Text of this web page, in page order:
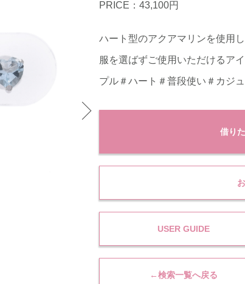
PRICE：43,100円
ハート型のアクアマリンを使用
服を選ばずご使用いただけるア
プル＃ハート＃普段使い＃カジ
借り
USER GUIDE
←検索一覧へ戻る